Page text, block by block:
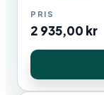
2 935,00 kr